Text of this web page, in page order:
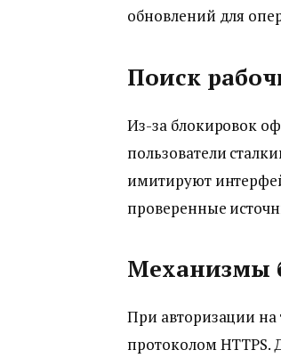
обновлений для
Поиск
Из-за блокировок
пользователи
имитируют
проверенные
Механизмы
При авторизации
протоколом HTTPS.